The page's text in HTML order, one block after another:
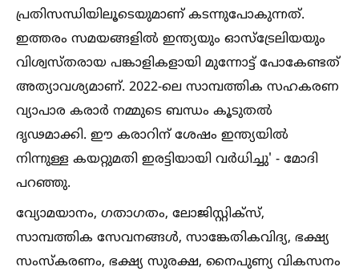
പ്രതിസന്ധിയിലൂടെയുമാണ് കടന്നുപോകുന്നത്.
ഇത്തരം സമയങ്ങളില്‍ ഇന്ത്യയും ഓസ്ട്രേലിയയും
വിശ്വസ്തരായ പങ്കാളികളായി മുന്നോട്ട് പോകേണ്ടത്
അത്യാവശ്യമാണ്. 2022-ലെ സാമ്പത്തിക സഹകരണ
വ്യാപാര കരാർ നമ്മുടെ ബന്ധം കൂടുതല്‍
ദൃഢമാക്കി. ഈ കരാറിന് ശേഷം ഇന്ത്യയില്‍
നിന്നുള്ള കയറ്റുമതി ഇരട്ടിയായി വർധിച്ചു' - മോദി
പറഞ്ഞു.
വ്യോമയാനം, ഗതാഗതം, ലോജിസ്റ്റിക്സ്,
സാമ്പത്തിക സേവനങ്ങള്‍, സാങ്കേതികവിദ്യ, ഭക്ഷ്യ
സംസ്കരണം, ഭക്ഷ്യ സുരക്ഷ, നൈപുണ്യ വികസനം